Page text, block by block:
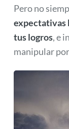
Pero no
expectativas
tus logros, e
manipular